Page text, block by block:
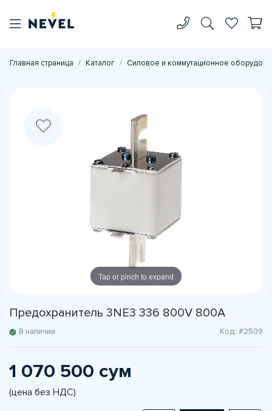
Главная страница Каталог Силовое и коммутационное
Tap or pinch to expand
Предохранитель 3NE3 336 800V 800A
В наличии Код: #2509
1 070 500 сум
(цена без НДС)